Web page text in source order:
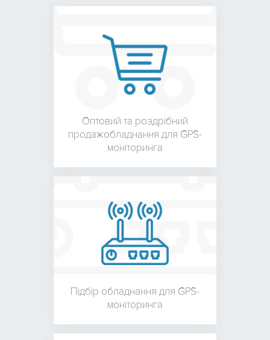
ЗАЛИШТЕ ЗАЯВКУ
та отримайте консультацію
ОТРИМАТИ КОНСУЛЬТАЦІЮ
Оптовий та роздрібний
продажобладнання для GPS-
моніторинга
Підбір обладнання для GPS-
моніторинга